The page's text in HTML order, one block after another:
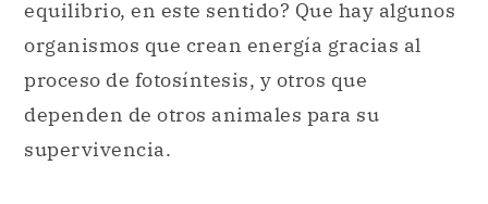
supervivencia.
De este modo, también gracias a la cadena
tróficase evidencia con claridad qué
ocurre cuando uno de estos elementos